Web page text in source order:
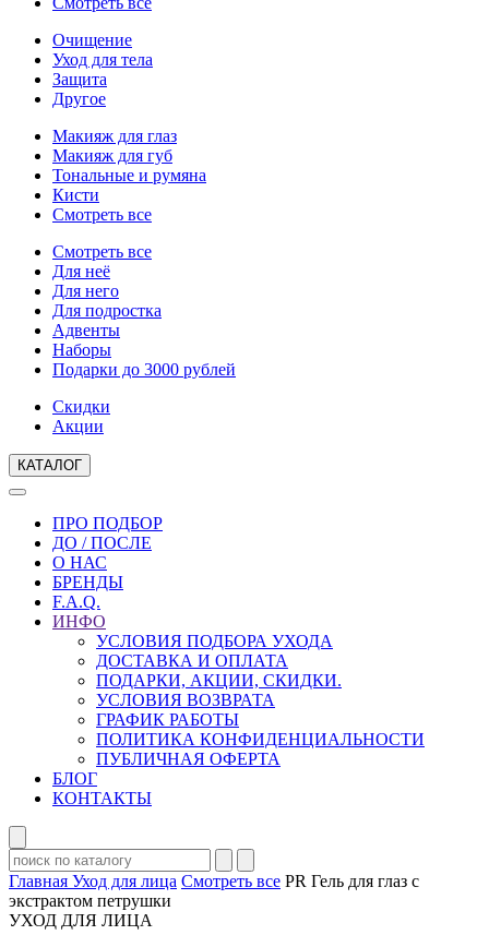
Очищение
Уход для тела
Защита
Другое
Макияж для глаз
Макияж для губ
Тональные и румяна
Кисти
Смотреть все
Смотреть все
Для неё
Для него
Для подростка
Адвенты
Наборы
Подарки до 3000 рублей
Скидки
Акции
КАТАЛОГ
ПРО ПОДБОР
ДО / ПОСЛЕ
О НАС
БРЕНДЫ
F.A.Q.
ИНФО
УСЛОВИЯ ПОДБОРА УХОДА
ДОСТАВКА И ОПЛАТА
ПОДАРКИ, АКЦИИ, СКИДКИ.
УСЛОВИЯ ВОЗВРАТА
ГРАФИК РАБОТЫ
ПОЛИТИКА КОНФИДЕНЦИАЛЬНОСТИ
ПУБЛИЧНАЯ ОФЕРТА
БЛОГ
КОНТАКТЫ
Главная Уход для лица Смотреть все PR Гель для глаз с
экстрактом петрушки
УХОД ДЛЯ ЛИЦА